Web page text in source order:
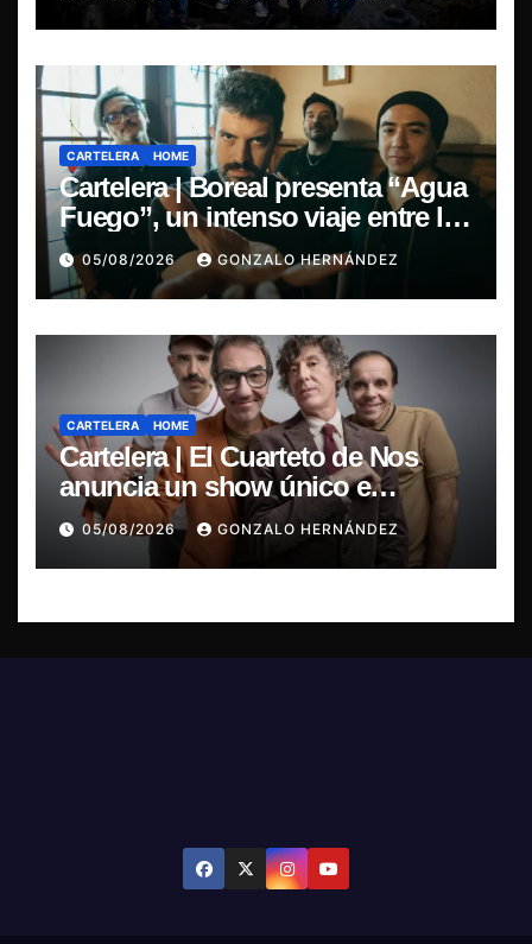
CARTELERA HOME
Cartelera | Boreal presenta “Agua
Fuego”, un intenso viaje entre la
pasión y la desilusión
05/08/2026 GONZALO HERNÁNDEZ
CARTELERA HOME
Cartelera | El Cuarteto de Nos
anuncia un show único e
irrepetible en el Movistar Arena
05/08/2026 GONZALO HERNÁNDEZ